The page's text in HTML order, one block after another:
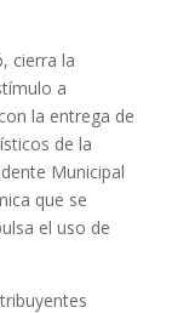
cierra la
a
la entrega de
de la
Municipal
que se
el uso de